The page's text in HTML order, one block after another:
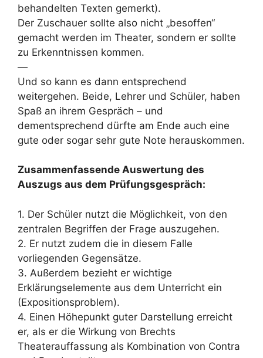
behandelten Texten gemerkt).
Der Zuschauer sollte also nicht „besoffen“
gemacht werden im Theater, sondern er sollte
zu Erkenntnissen kommen.
—
Und so kann es dann entsprechend
weitergehen. Beide, Lehrer und Schüler, haben
Spaß an ihrem Gespräch – und
dementsprechend dürfte am Ende auch eine
gute oder sogar sehr gute Note herauskommen.
Zusammenfassende Auswertung des
Auszugs aus dem Prüfungsgespräch:
1. Der Schüler nutzt die Möglichkeit, von den
zentralen Begriffen der Frage auszugehen.
2. Er nutzt zudem die in diesem Falle
vorliegenden Gegensätze.
3. Außerdem bezieht er wichtige
Erklärungselemente aus dem Unterricht ein
(Expositionsproblem).
4. Einen Höhepunkt guter Darstellung erreicht
er, als er die Wirkung von Brechts
Theaterauffassung als Kombination von Contra